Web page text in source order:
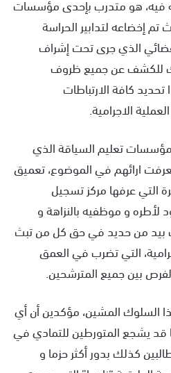
فيه، هو متدرب بإحدى مؤسسات
إخضاعه لتدابير الحراسة
الذي جرى تحت إشراف
للكشف عن جميع ظروف
كافة الارتباطات
الاجرامية.
تعليم السياقة الذي
ارائهم في الموضوع، تعميق
التي عرفها مركز تسجيل
لأطره و موظفيه بالنزاهة و
بيد من حديد في حق كل من تبث
التي تضرب في العمق
بين جميع المترشحين.
السلوك المشين، مؤكدين أن أي
يشجع المتورطين للتمادي في
كذلك بدور أكثر حزما و